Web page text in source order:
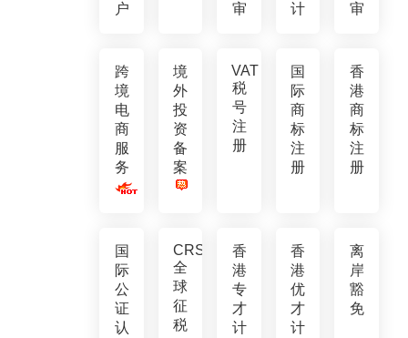
户
审
计
审
跨
境
电
商
服
务
境
外
投
资
备
案
VAT
税
号
注
册
国
际
商
标
注
册
香
港
商
标
注
册
国
际
公
证
认
CRS
全
球
征
税
香
港
专
才
计
香
港
优
才
计
离
岸
豁
免